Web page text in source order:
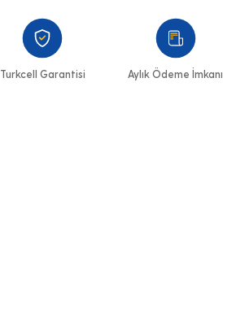
Turkcell Garantisi Aylık Ödeme İmkanı